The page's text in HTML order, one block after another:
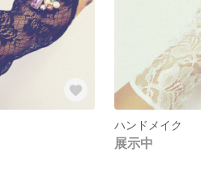
ハンドメイク
展示中